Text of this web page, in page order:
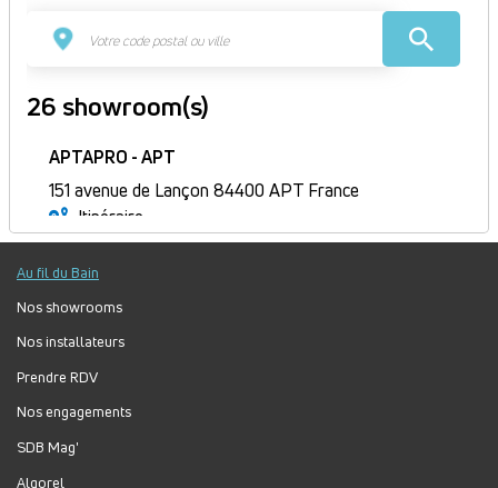
26 showroom(s)
APTAPRO - APT
151 avenue de Lançon 84400 APT France
Itinéraire
Jour
Plage
horaire
Lundi :
Mardi :
Mercredi :
Vendredi :
Samedi :
Fermé
Dimanche :
Au fil du Bain
Nos showrooms
Nos installateurs
Prendre RDV
Nos engagements
SDB Mag'
Algorel